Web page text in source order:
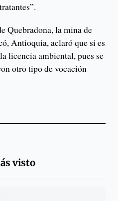
Quebradona, la mina de
Antioquia, aclaró que si es
licencia ambiental, pues se
otro tipo de vocación
visto